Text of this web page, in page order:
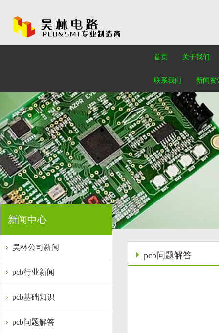
首页 关于我们
联系我们 新闻资
新闻中心
昊林公司新闻
pcb行业新闻
pcb基础知识
pcb问题解答
pcb问题解答